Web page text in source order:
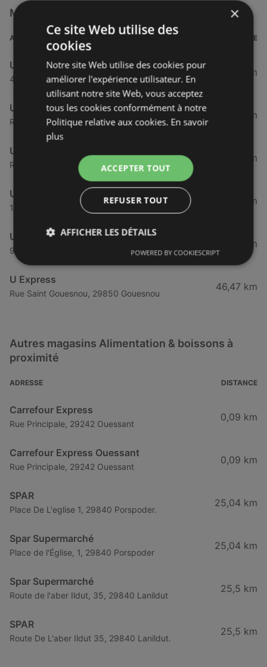
Magasins U Express à proximité
ADRESSE DISTANCE
U Express
47 rue de brest, 29830 Ploudalmézeau
33,42 km
U Express
Rue Du Loch, 29570 Camaret-sur-Mer
42,23 km
U Express
Rue Saint Exupery, 29200 Brest
44,48 km
U Express
17 Rue Cuirasse Bretagne, 29200 Brest
44,67 km
U Express
97 Rue Paul Masson, 29200 Brest
45,97 km
U Express
Rue Saint Gouesnou, 29850 Gouesnou
46,47 km
Autres magasins Alimentation & boissons à
proximité
ADRESSE DISTANCE
Carrefour Express
Rue Principale, 29242 Ouessant
0,09 km
Carrefour Express Ouessant
Rue Principale, 29242 Ouessant
0,09 km
SPAR
Place De L'eglise 1, 29840 Porspoder.
25,04 km
Spar Supermarché
Place de l'Église, 1, 29840 Porspoder
25,04 km
Spar Supermarché
Route de l'aber Ildut, 35, 29840 Lanildut
25,5 km
SPAR
Route De L'aber Ildut 35, 29840 Lanildut.
25,5 km
×
Ce site Web utilise des
cookies
Notre site Web utilise des cookies pour
améliorer l'expérience utilisateur. En
utilisant notre site Web, vous acceptez
tous les cookies conformément à notre
Politique relative aux cookies. En savoir
plus
ACCEPTER TOUT
REFUSER TOUT
AFFICHER LES DÉTAILS
POWERED BY COOKIESCRIPT